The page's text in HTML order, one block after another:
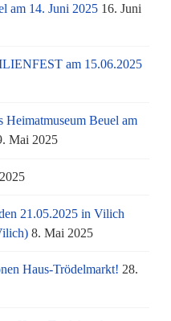
am 14. Juni 2025 16. Juni
am 15.06.2025
Heimatmuseum Beuel am
Mai 2025
21.05.2025 in Vilich
8. Mai 2025
Haus-Trödelmarkt! 28.